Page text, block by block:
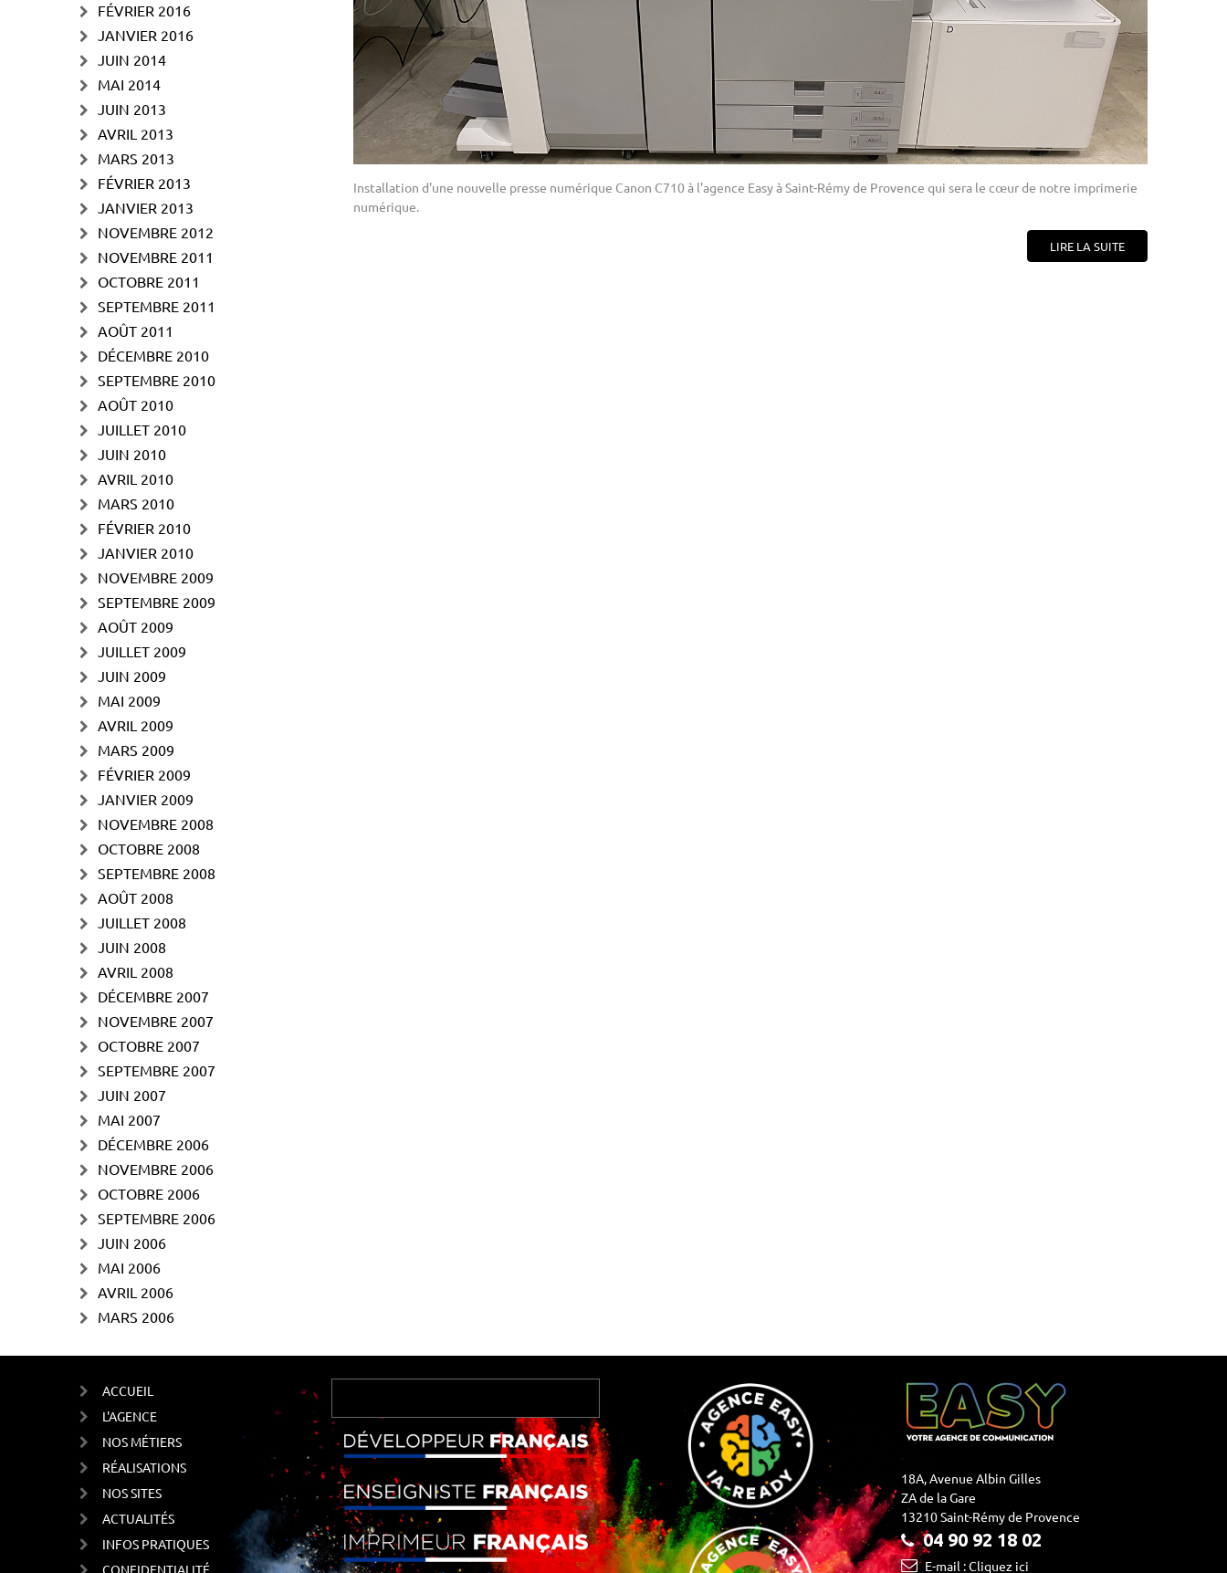
Installation d'une nouvelle presse numérique Canon C710 à l'agence Easy à Saint-Rémy de Provence qui sera le cœur de notre imprimerie
numérique.
LIRE LA SUITE
FÉVRIER 2016
JANVIER 2016
JUIN 2014
MAI 2014
JUIN 2013
AVRIL 2013
MARS 2013
FÉVRIER 2013
JANVIER 2013
NOVEMBRE 2012
NOVEMBRE 2011
OCTOBRE 2011
SEPTEMBRE 2011
AOÛT 2011
DÉCEMBRE 2010
SEPTEMBRE 2010
AOÛT 2010
JUILLET 2010
JUIN 2010
AVRIL 2010
MARS 2010
FÉVRIER 2010
JANVIER 2010
NOVEMBRE 2009
SEPTEMBRE 2009
AOÛT 2009
JUILLET 2009
JUIN 2009
MAI 2009
AVRIL 2009
MARS 2009
FÉVRIER 2009
JANVIER 2009
NOVEMBRE 2008
OCTOBRE 2008
SEPTEMBRE 2008
AOÛT 2008
JUILLET 2008
JUIN 2008
AVRIL 2008
DÉCEMBRE 2007
NOVEMBRE 2007
OCTOBRE 2007
SEPTEMBRE 2007
JUIN 2007
MAI 2007
DÉCEMBRE 2006
NOVEMBRE 2006
OCTOBRE 2006
SEPTEMBRE 2006
JUIN 2006
MAI 2006
AVRIL 2006
MARS 2006
ACCUEIL
L'AGENCE
NOS MÉTIERS
RÉALISATIONS
NOS SITES
ACTUALITÉS
INFOS PRATIQUES
CONFIDENTIALITÉ
18A, Avenue Albin Gilles
ZA de la Gare
13210 Saint-Rémy de Provence
04 90 92 18 02
E-mail : Cliquez ici